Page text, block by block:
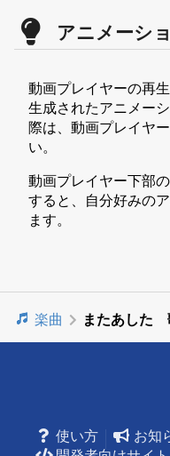
アニメーシ
動画プレイヤーの再
生成されたアニメー
際は、動画プレイヤ
い。
動画プレイヤー下部
すると、自分好みの
ます。
楽曲 またあした
使い方
お知